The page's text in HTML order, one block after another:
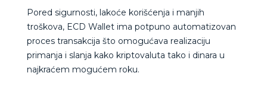
Pored sigurnosti, lakoće korišćenja i manjih
troškova, ECD Wallet ima potpuno automatizovan
proces transakcija što omogućava realizaciju
primanja i slanja kako kriptovaluta tako i dinara u
najkraćem mogućem roku.